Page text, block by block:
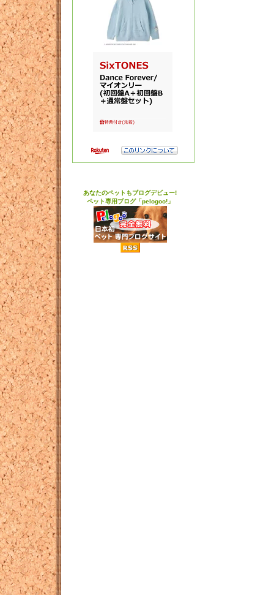
あなたのペットもブログデビュー!
ペット専用ブログ「pelogoo!」